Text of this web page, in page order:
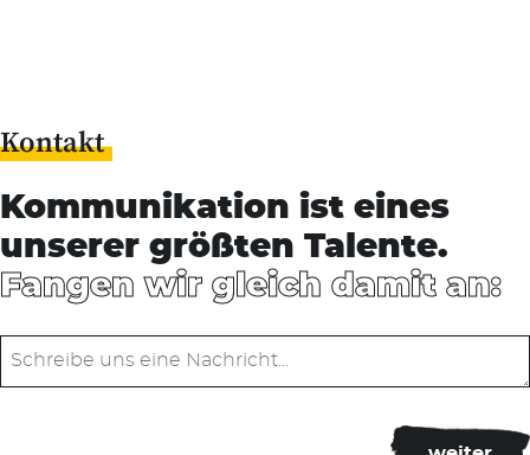
Kontakt
Kommunikation ist eines
unserer größten Talente.
Fangen wir gleich damit an: